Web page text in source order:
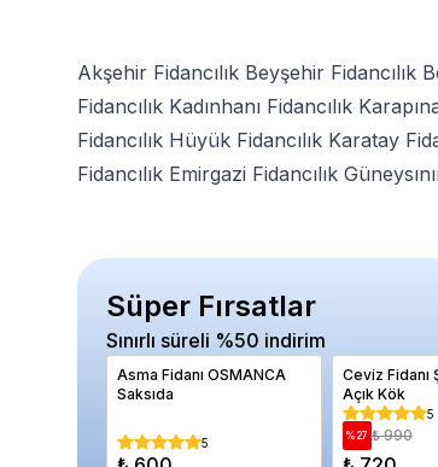
Akşehir Fidancılık Beyşehir Fidancılık
Fidancılık Kadınhanı Fidancılık
Fidancılık Hüyük Fidancılık Karatay
Fidancılık Emirgazi Fidancılık
Süper Fırsatlar
Sınırlı süreli %50 indirim
Asma Fidanı OSMANCA
Saksıda
5
Ceviz Fidanı
Açık Kök
5
%27 ₺ 990